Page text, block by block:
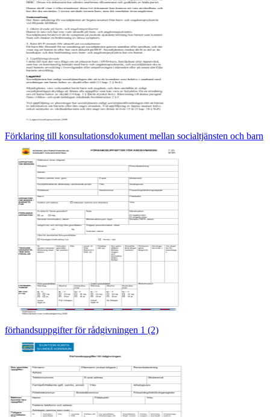
Förklaring till konsultationsdokument mellan socialtjänsten och barn
förhandsuppgifter för rådgivningen 1 (2)